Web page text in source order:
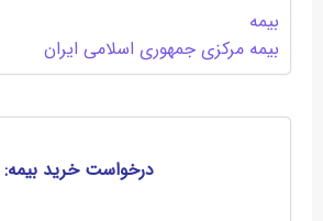
بیمه
بیمه مرکزی جمهوری اسلامی ایران
درخواست خرید بیمه: